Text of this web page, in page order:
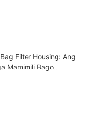
Filter Housing: Ang
Mamimili Bago